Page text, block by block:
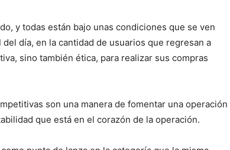
y todas están bajo unas condiciones que se ven
día, en la cantidad de usuarios que regresan a
sino también ética, para realizar sus compras
son una manera de fomentar una operación
que está en el corazón de la operación.